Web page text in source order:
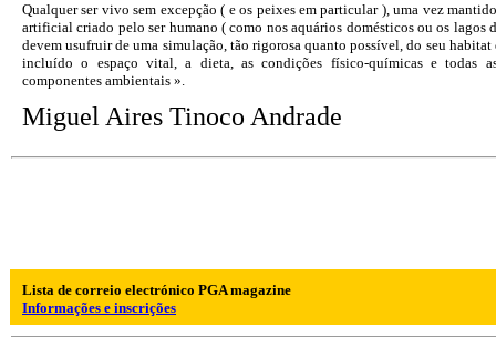
Qualquer ser vivo sem excepção ( e os peixes em particular ), uma vez
artificial criado pelo ser humano ( como nos aquários domésticos ou os lagos
devem usufruir de uma simulação, tão rigorosa quanto possível, do seu habitat
incluído o espaço vital, a dieta, as condições físico-químicas e todas
componentes ambientais ».
Miguel Aires Tinoco Andrade
Lista de correio electrónico PGA magazine
Informações e inscrições